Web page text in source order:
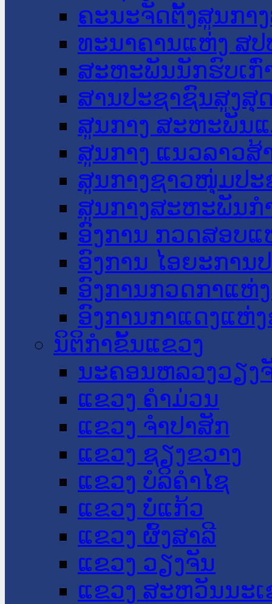
ຄະນະຈັດຕັ້ງສູນກາ
ທະນາຄານແຫ່ງ ສປ
ສະຫະພັນນັກຮົບເກົ່
ສານປະຊາຊົນສູງສຸ
ສູນກາງ ສະຫະພັນ
ສູນກາງ ແນວລາວສ້
ສູນກາງຊາວໜຸ່ມປະ
ສູນກາງສະຫະພັນກ
ອົງການ ກວດສອບແ
ອົງການ ໄອຍະການ
ອົງການກວດກາແຫ່
ອົງການກາແດງແຫ່
ນິຕິກໍາຂັ້ນແຂວງ
ນະ​ຄອນ​ຫລວງວຽງ
ແຂວງ ຄໍາມ່ວນ
ແຂວງ ຈໍາປາສັກ
ແຂວງ ຊຽງຂວາງ
ແຂວງ ບໍລິຄໍາໄຊ
ແຂວງ ບໍ່ແກ້ວ
ແຂວງ ຜົ້ງສາລີ
ແຂວງ ວຽງຈັນ
ແຂວງ ສະຫວັນນະ